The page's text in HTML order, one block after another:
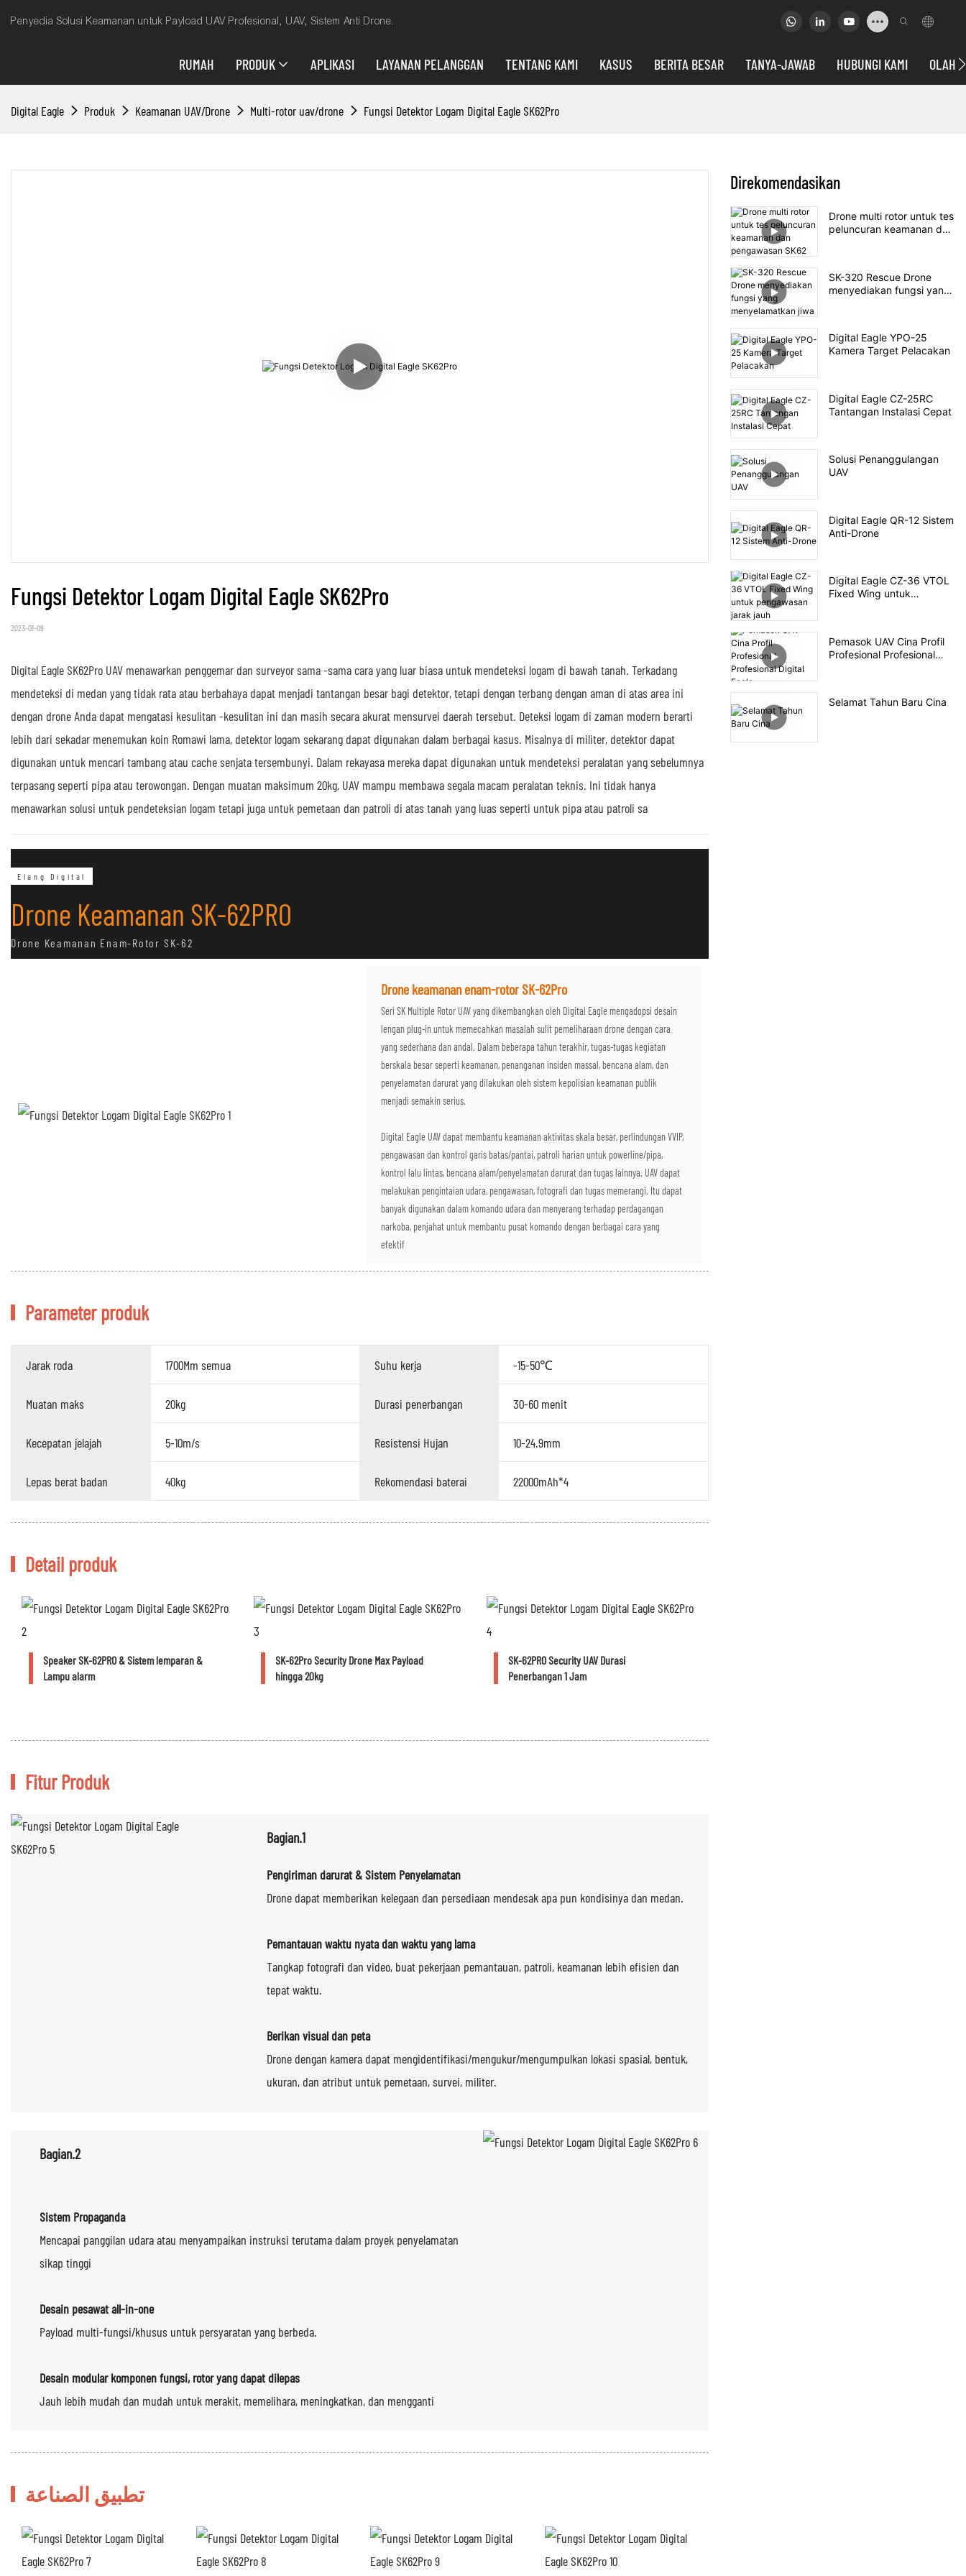
Penyedia Solusi Keamanan untuk Payload UAV Profesional, UAV, Sistem Anti Drone.
RUMAH PRODUK APLIKASI LAYANAN PELANGGAN TENTANG KAMI KASUS BERITA BESAR TANYA-JAWAB HUBUNGI KAMI
Digital Eagle Produk Keamanan UAV/Drone Multi-rotor uav/drone Fungsi Detektor Logam Digital Eagle SK62Pro
Fungsi Detektor Logam Digital Eagle SK62Pro
2023-01-09
Digital Eagle SK62Pro UAV menawarkan penggemar dan surveyor sama -sama cara yang luar biasa untuk mendeteksi logam di bawah tanah. Terkadang
mendeteksi di medan yang tidak rata atau berbahaya dapat menjadi tantangan besar bagi detektor, tetapi dengan terbang dengan aman di atas area ini
dengan drone Anda dapat mengatasi kesulitan -kesulitan ini dan masih secara akurat mensurvei daerah tersebut. Deteksi logam di zaman modern berarti
lebih dari sekadar menemukan koin Romawi lama, detektor logam sekarang dapat digunakan dalam berbagai kasus. Misalnya di militer, detektor dapat
digunakan untuk mencari tambang atau cache senjata tersembunyi. Dalam rekayasa mereka dapat digunakan untuk mendeteksi peralatan yang sebelumnya
terpasang seperti pipa atau terowongan. Dengan muatan maksimum 20kg, UAV mampu membawa segala macam peralatan teknis. Ini tidak hanya
menawarkan solusi untuk pendeteksian logam tetapi juga untuk pemetaan dan patroli di atas tanah yang luas seperti untuk pipa atau patroli sa
Elang Digital
Drone Keamanan SK-62PRO
Drone Keamanan Enam-Rotor SK-62
Drone keamanan enam-rotor SK-62Pro
Seri SK Multiple Rotor UAV yang dikembangkan oleh Digital Eagle mengadopsi desain
lengan plug-in untuk memecahkan masalah sulit pemeliharaan drone dengan cara
yang sederhana dan andal. Dalam beberapa tahun terakhir, tugas-tugas kegiatan
berskala besar seperti keamanan, penanganan insiden massal, bencana alam, dan
penyelamatan darurat yang dilakukan oleh sistem kepolisian keamanan publik
menjadi semakin serius.
Digital Eagle UAV dapat membantu keamanan aktivitas skala besar, perlindungan VVIP,
pengawasan dan kontrol garis batas/pantai, patroli harian untuk powerline/pipa,
kontrol lalu lintas, bencana alam/penyelamatan darurat dan tugas lainnya. UAV dapat
melakukan pengintaian udara, pengawasan, fotografi dan tugas memerangi. Itu dapat
banyak digunakan dalam komando udara dan menyerang terhadap perdagangan
narkoba, penjahat untuk membantu pusat komando dengan berbagai cara yang
efektif
Parameter produk
Jarak roda 1700Mm semua Suhu kerja -15-50℃
Muatan maks 20kg Durasi penerbangan 30-60 menit
Kecepatan jelajah 5-10m/s Resistensi Hujan 10-24.9mm
Lepas berat badan 40kg Rekomendasi baterai 22000mAh*4
Detail produk
Speaker SK-62PRO & Sistem lemparan &
Lampu alarm
SK-62Pro Security Drone Max Payload
hingga 20kg
SK-62PRO Security UAV Durasi
Penerbangan 1 Jam
Fitur Produk
Bagian.1
Pengiriman darurat & Sistem Penyelamatan
Drone dapat memberikan kelegaan dan persediaan mendesak apa pun kondisinya dan medan.
Pemantauan waktu nyata dan waktu yang lama
Tangkap fotografi dan video, buat pekerjaan pemantauan, patroli, keamanan lebih efisien dan
tepat waktu.
Berikan visual dan peta
Drone dengan kamera dapat mengidentifikasi/mengukur/mengumpulkan lokasi spasial, bentuk,
ukuran, dan atribut untuk pemetaan, survei, militer.
Bagian.2
Sistem Propaganda
Mencapai panggilan udara atau menyampaikan instruksi terutama dalam proyek penyelamatan
sikap tinggi
Desain pesawat all-in-one
Payload multi-fungsi/khusus untuk persyaratan yang berbeda.
Desain modular komponen fungsi, rotor yang dapat dilepas
Jauh lebih mudah dan mudah untuk merakit, memelihara, meningkatkan, dan mengganti
تطبيق الصناعة
Direkomendasikan
Drone multi rotor untuk tes
peluncuran keamanan dan
SK-320 Rescue Drone
menyediakan fungsi yang
Digital Eagle YPO-25
Kamera Target Pelacakan
Digital Eagle CZ-25RC
Tantangan Instalasi Cepat
Solusi Penanggulangan
UAV
Digital Eagle QR-12 Sistem
Anti-Drone
Digital Eagle CZ-36 VTOL
Fixed Wing untuk
Pemasok UAV Cina Profil
Profesional Profesional
Selamat Tahun Baru Cina